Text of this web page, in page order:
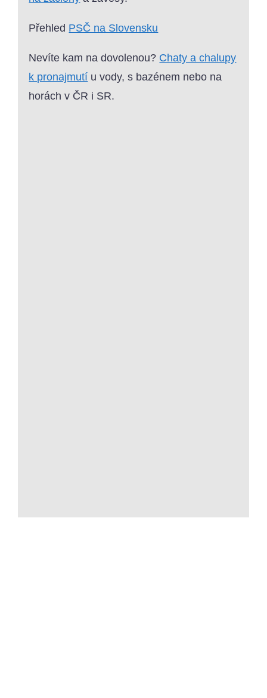
Přehled PSČ na Slovensku
Nevíte kam na dovolenou? Chaty a chalupy
k pronajmutí u vody, s bazénem nebo na
horách v ČR i SR.